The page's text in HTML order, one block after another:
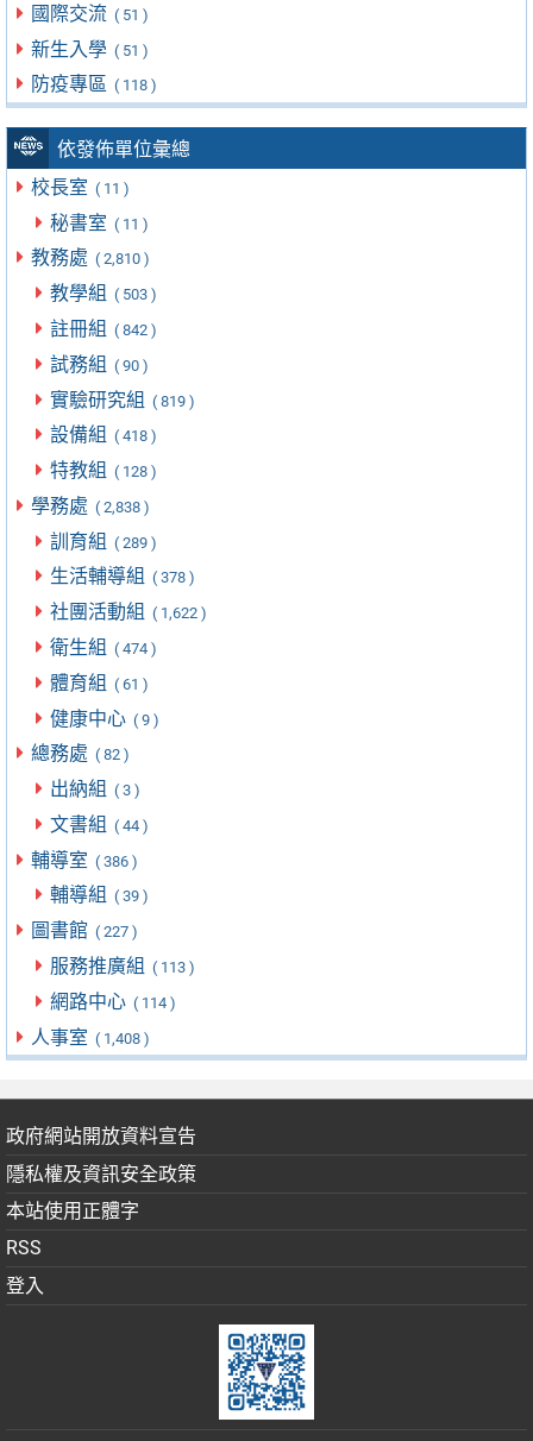
國際交流 ( 51 )
新生入學 ( 51 )
防疫專區 ( 118 )
依發佈單位彙總
校長室 ( 11 )
秘書室 ( 11 )
教務處 ( 2,810 )
教學組 ( 503 )
註冊組 ( 842 )
試務組 ( 90 )
實驗研究組 ( 819 )
設備組 ( 418 )
特教組 ( 128 )
學務處 ( 2,838 )
訓育組 ( 289 )
生活輔導組 ( 378 )
社團活動組 ( 1,622 )
衛生組 ( 474 )
體育組 ( 61 )
健康中心 ( 9 )
總務處 ( 82 )
出納組 ( 3 )
文書組 ( 44 )
輔導室 ( 386 )
輔導組 ( 39 )
圖書館 ( 227 )
服務推廣組 ( 113 )
網路中心 ( 114 )
人事室 ( 1,408 )
政府網站開放資料宣告
隱私權及資訊安全政策
本站使用正體字
RSS
登入